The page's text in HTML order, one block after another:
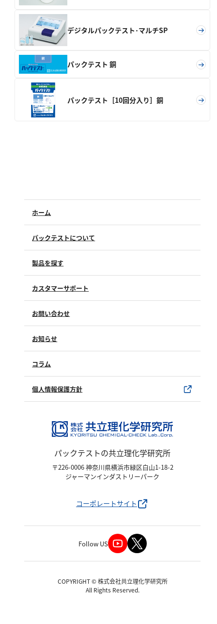
デジタルパックテスト･マルチSP
パックテスト 銅
パックテスト［10回分入り］銅
ホーム
パックテストについて
製品を探す
カスタマーサポート
製品のご購入について
SDSについて
水銀使用製品について
該非判定書について
お問い合わせ
試薬サンプル
製品カタログ
お知らせ
コラム
個人情報保護方針
パックテストの共立理化学研究所
〒226-0006 神奈川県横浜市緑区白山1-18-2
ジャーマンインダストリーパーク
コーポレートサイト
Follow US
COPYRIGHT © 株式会社共立理化学研究所
All Rights Reserved.
pH
ほう素
シアン
界面活性剤
ふっ素
油分
ホルムアルデヒド
グルコース
ビタミンC
ひ素
アスベスト
グルタミン酸
吸光度
濁度|色度
溶存酸素